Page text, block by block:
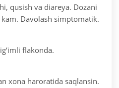
qusish va diareya. Dozani
Davolash simptomatik.
flakonda.
xona haroratida saqlansin.